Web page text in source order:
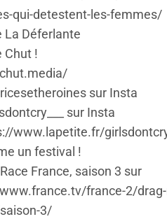
qui-detestent-les-femmes/
La Déferlante
Chut !
sur Insta
sur Insta
www.lapetite.fr/
un festival !
France, saison 3 sur
france-2/
3/